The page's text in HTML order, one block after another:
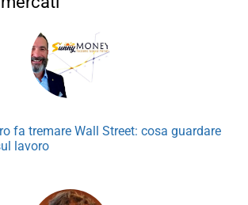
fa tremare Wall Street: cosa guardare
lavoro